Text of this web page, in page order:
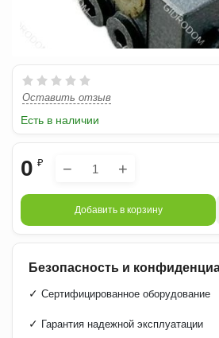
Оставить отзыв
Есть в наличии
0 ₽ − +
Добавить в корзину
Безопасность и
✓ Сертифицированное оборудование
✓ Гарантия надежной эксплуатации